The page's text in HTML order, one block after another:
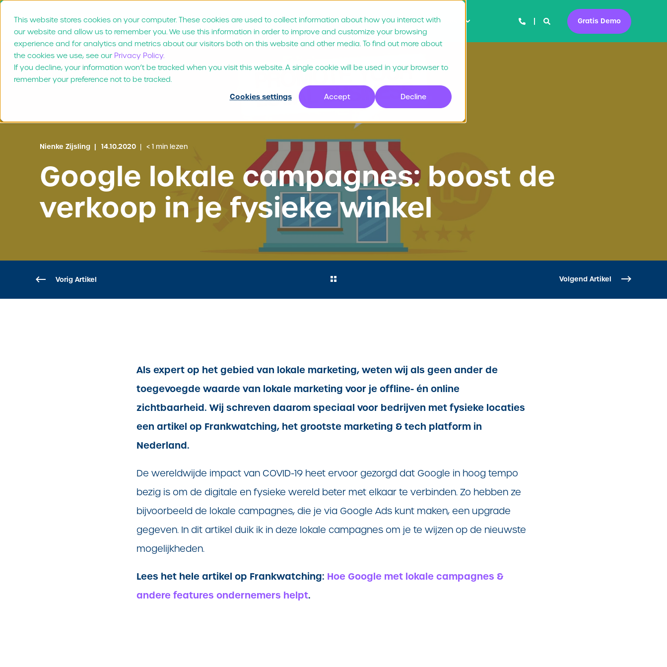
This website stores cookies on your computer. These cookies are used to collect information about how you interact with
our website and allow us to remember you. We use this information in order to improve and customize your browsing
experience and for analytics and metrics about our visitors both on this website and other media. To find out more about
the cookies we use, see our Privacy Policy.
If you decline, your information won’t be tracked when you visit this website. A single cookie will be used in your browser to
remember your preference not to be tracked.
Cookies settings Accept Decline
Product Waarom Marvia? Prijzen Klanten Partners Resources Gratis Demo
Nienke Zijsling 14.10.2020 < 1 min lezen
Google lokale campagnes: boost de
verkoop in je fysieke winkel
Vorig Artikel Volgend Artikel
Als expert op het gebied van lokale marketing, weten wij als geen ander de
toegevoegde waarde van lokale marketing voor je offline- én online
zichtbaarheid. Wij schreven daarom speciaal voor bedrijven met fysieke locaties
een artikel op Frankwatching, het grootste marketing & tech platform in
Nederland.
De wereldwijde impact van COVID-19 heet ervoor gezorgd dat Google in hoog tempo
bezig is om de digitale en fysieke wereld beter met elkaar te verbinden. Zo hebben ze
bijvoorbeeld de lokale campagnes, die je via Google Ads kunt maken, een upgrade
gegeven. In dit artikel duik ik in deze lokale campagnes om je te wijzen op de nieuwste
mogelijkheden.
Lees het hele artikel op Frankwatching: Hoe Google met lokale campagnes &
andere features ondernemers helpt.